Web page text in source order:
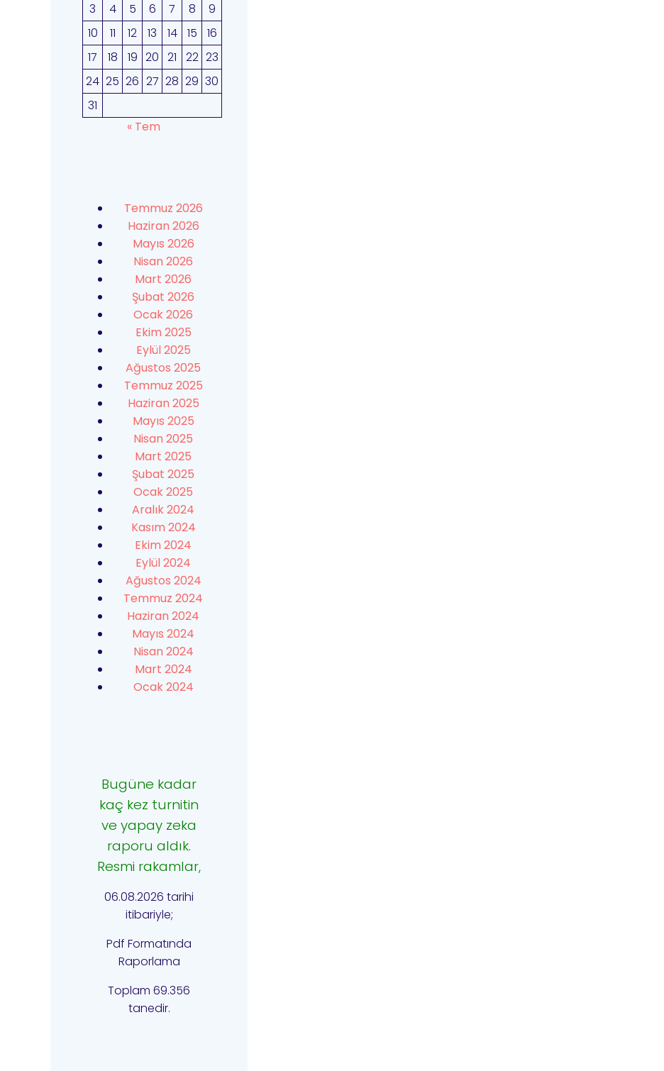
3
4 5 6 7 8
9
10
11 12 13 14 15
16
17
18 19 20 21 22 23
24 25 26 27 28 29 30
31
« Tem
Temmuz 2026
Haziran 2026
Mayıs 2026
Nisan 2026
Mart 2026
Şubat 2026
Ocak 2026
Ekim 2025
Eylül 2025
Ağustos 2025
Temmuz 2025
Haziran 2025
Mayıs 2025
Nisan 2025
Mart 2025
Şubat 2025
Ocak 2025
Aralık 2024
Kasım 2024
Ekim 2024
Eylül 2024
Ağustos 2024
Temmuz 2024
Haziran 2024
Mayıs 2024
Nisan 2024
Mart 2024
Ocak 2024
Bugüne kadar
kaç kez turnitin
ve yapay zeka
raporu aldık.
Resmi rakamlar,
06.08.2026 tarihi
itibariyle;
Pdf Formatında
Raporlama
Toplam 69.356
tanedir.